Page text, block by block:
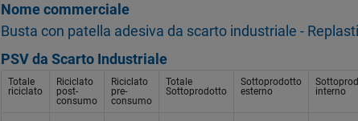
Nome commerciale
Busta con patella adesiva da scarto industriale -
PSV da Scarto Industriale
Totale
riciclato
Riciclato
post-
consumo
Riciclato
pre-
consumo
Totale
Sottoprodotto
Sottoprodotto
esterno
interno